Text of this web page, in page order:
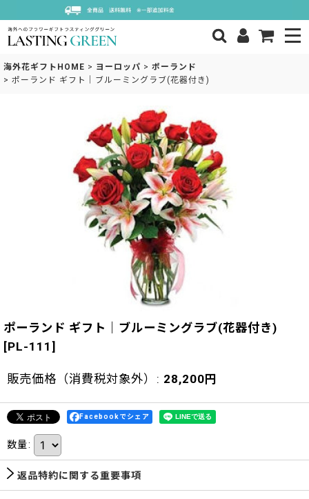
海外花ギフトHOME > ヨーロッパ > ポーランド
> ポーランド ギフト｜ブルーミングラブ(花器付き)
ポーランド ギフト｜ブルーミングラブ(花器付き)
[PL-111 ]
販売価格（消費税対象外） : 28,200 円
Facebookでシェア
数量:
返品特約に関する重要事項